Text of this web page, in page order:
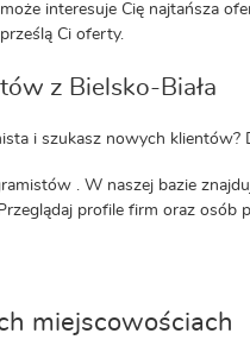
interesuje Cię najtańsza
Ci oferty.
z Bielsko-Biała
i szukasz nowych
. W naszej bazie
profile firm oraz
miejscowościach